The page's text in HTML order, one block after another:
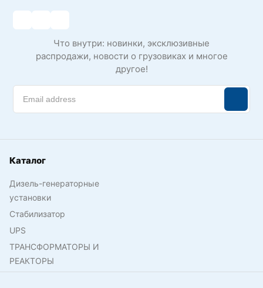
Что внутри: новинки, эксклюзивные
распродажи, новости о грузовиках и многое
другое!
Каталог
Дизель-генераторные
установки
Стабилизатор
UPS
ТРАНСФОРМАТОРЫ И
РЕАКТОРЫ